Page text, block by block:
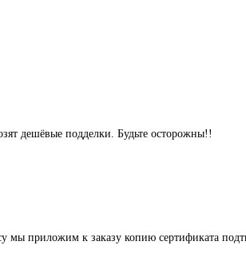
дешёвые подделки. Будьте осторожны!!
мы приложим к заказу копию сертификата